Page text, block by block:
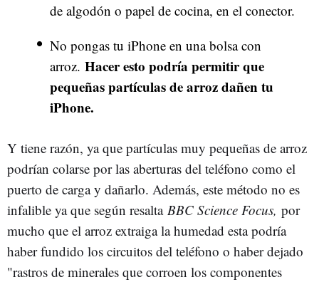
de algodón o papel de cocina, en el conector.
No pongas tu iPhone en una bolsa con
arroz. Hacer esto podría permitir que
pequeñas partículas de arroz dañen tu
iPhone.
Y tiene razón, ya que partículas muy pequeñas de arroz
podrían colarse por las aberturas del teléfono como el
puerto de carga y dañarlo. Además, este método no es
infalible ya que según resalta BBC Science Focus, por
mucho que el arroz extraiga la humedad esta podría
haber fundido los circuitos del teléfono o haber dejado
"rastros de minerales que corroen los componentes